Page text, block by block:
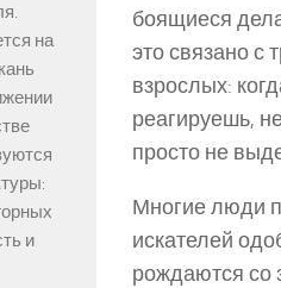
боящиеся
это связано с
взрослых:
реагируешь,
просто не
Многие люди
искателей
рождаются со
на
и